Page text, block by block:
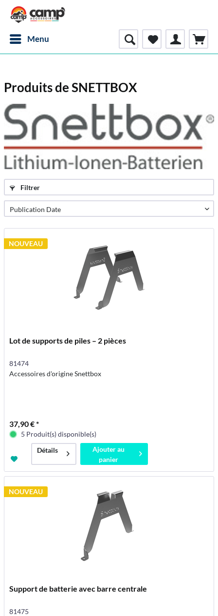
Menu
Produits de SNETTBOX
Filtrer
NOUVEAU
Lot de supports de piles – 2 pièces
81474
Accessoires d'origine Snettbox
37,90 € *
5 Produit(s) disponible(s)
Détails
Ajouter au
panier
NOUVEAU
Support de batterie avec barre centrale
81475